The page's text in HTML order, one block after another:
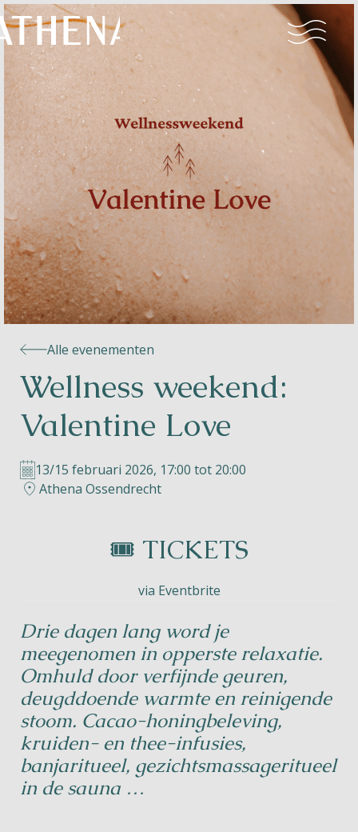
Naturisme
Community
Kalender
Parken
Le Perron
Helios
NL FR EN
Apple App Store
Android Play Store
Alle evenementen
Wellness weekend:
Valentine Love
13/15 februari 2026, 17:00 tot 20:00
Athena Ossendrecht
🎟️ TICKETS
via Eventbrite
Drie dagen lang word je
meegenomen in opperste relaxatie.
Omhuld door verfijnde geuren,
deugddoende warmte en reinigende
stoom. Cacao-honingbeleving,
kruiden- en thee-infusies,
banjaritueel, gezichtsmassageritueel
in de sauna …